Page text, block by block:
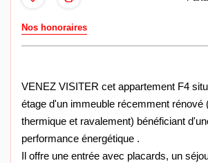
Nos honoraires
VENEZ VISITER cet appartement F4
étage d'un immeuble récemment rénové
thermique et ravalement) bénéficiant
performance énergétique .
Il offre une entrée avec placards, un